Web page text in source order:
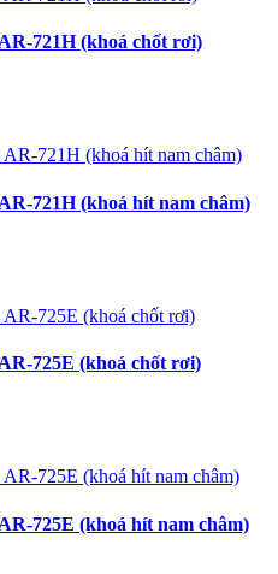
721H (khoá chốt rơi)
721H (khoá hít nam châm)
725E (khoá chốt rơi)
725E (khoá hít nam châm)